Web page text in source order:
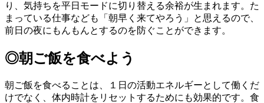
り、気持ちを平日モードに切り替える余裕が生まれます。た
まっている仕事なども「朝早く来てやろう」と思えるので、
前日の夜にもんもんとするのを防ぐことができます。
◎朝ご飯を食べよう
朝ご飯を食べることは、１日の活動エネルギーとして働くだ
けでなく、体内時計をリセットするためにも効果的です。食